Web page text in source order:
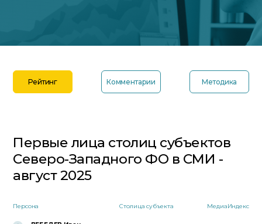
Рейтинг Комментарии Методика
Первые лица столиц субъектов
Северо-Западного ФО в СМИ -
август 2025
Персона Столица субъекта МедиаИндекс